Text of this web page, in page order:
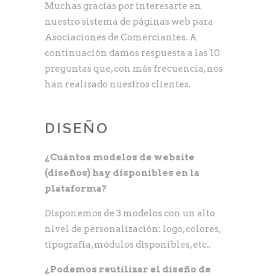
Muchas gracias por interesarte en
nuestro sistema de páginas web para
Asociaciones de Comerciantes. A
continuación damos respuesta a las 10
preguntas que, con más frecuencia, nos
han realizado nuestros clientes.
DISEÑO
¿Cuántos modelos de website
(diseños) hay disponibles en la
plataforma?
Disponemos de 3 modelos con un alto
nivel de personalización: logo, colores,
tipografía, módulos disponibles, etc..
¿Podemos reutilizar el diseño de